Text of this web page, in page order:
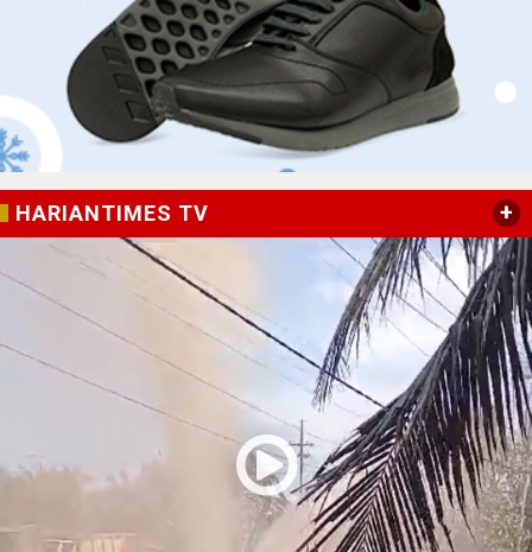
HARIANTIMES TV +